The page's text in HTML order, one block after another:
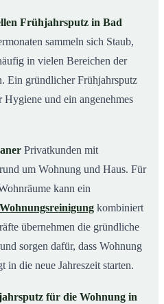
in Bad Hönningen?
Hönningen?
Frühjahrsputz
Frühjahrsputz in Bad
sammeln sich Staub,
in vielen Bereichen der
Ein gründlicher Frühjahrsputz
und ein angenehmes
Privatkunden mit
um Wohnung und Haus. Für
kann ein
Wohnungsreinigung kombiniert
übernehmen die gründliche
sorgen dafür, dass Wohnung
in die neue Jahreszeit starten.
für die Wohnung in